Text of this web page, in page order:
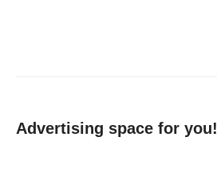
Advertising space for you!